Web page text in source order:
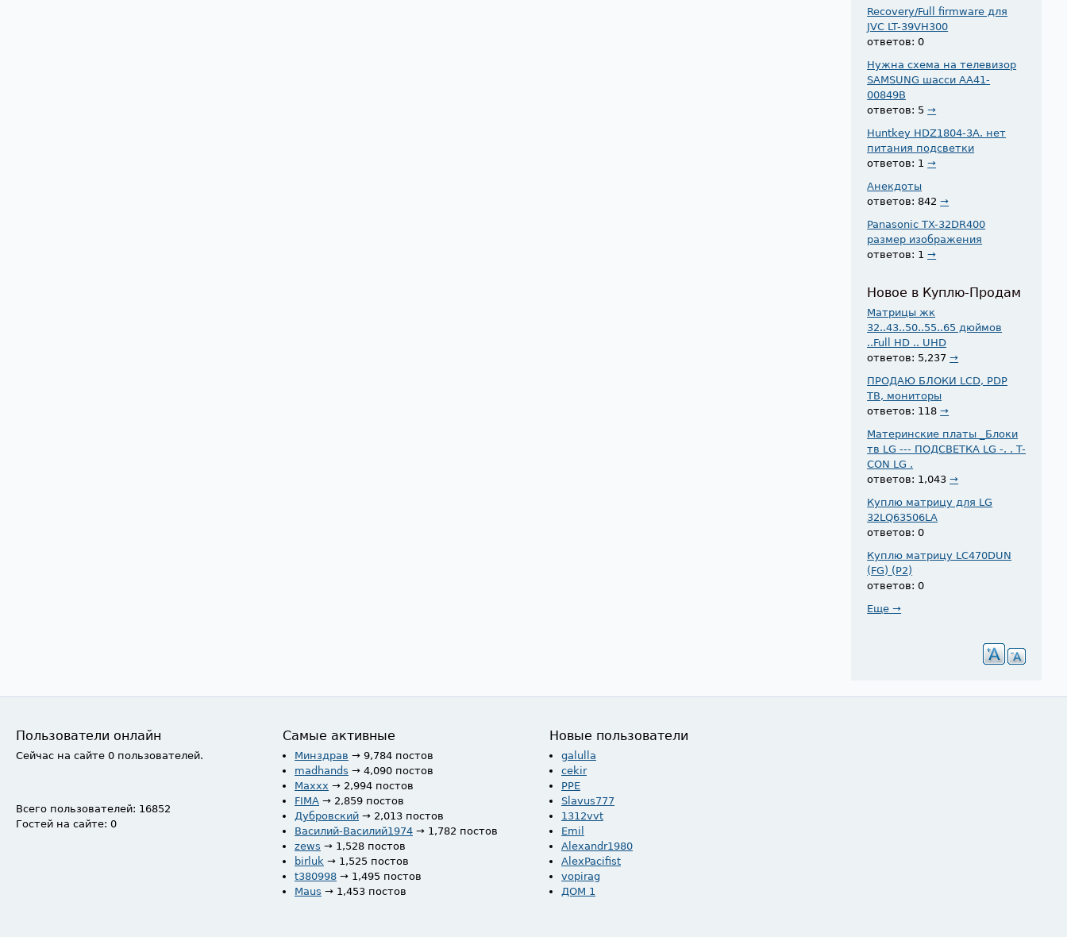
Recovery/Full firmware для
JVC LT-39VH300
ответов: 0
Нужна схема на телевизор
SAMSUNG шасси AA41-
00849B
ответов: 5→
Huntkey HDZ1804-3A. нет
питания подсветки
ответов: 1→
Анекдоты
ответов: 842→
Panasonic TX-32DR400
размер изображения
ответов: 1→
Новое в Куплю-Продам
Матрицы жк
32..43..50..55..65 дюймов
..Full HD .. UHD
ответов: 5,237→
ПРОДАЮ БЛОКИ LCD, PDP
ТВ, мониторы
ответов: 118→
Материнские платы _Блоки
тв LG --- ПОДСВЕТКА LG -. . T-
CON LG .
ответов: 1,043→
Куплю матрицу для LG
32LQ63506LA
ответов: 0
Куплю матрицу LC470DUN
(FG) (P2)
ответов: 0
Еще →
Пользователи онлайн
Сейчас на сайте 0 пользователей.
Всего пользователей: 16852
Гостей на сайте: 0
Самые активные
Минздрав → 9,784 постов
madhands → 4,090 постов
Maxxx → 2,994 постов
FIMA → 2,859 постов
Дубровский → 2,013 постов
Василий-Василий1974 → 1,782 постов
zews → 1,528 постов
birluk → 1,525 постов
t380998 → 1,495 постов
Maus → 1,453 постов
Новые пользователи
galulla
cekir
PPE
Slavus777
1312vvt
Emil
Alexandr1980
AlexPacifist
vopirag
ДОМ 1